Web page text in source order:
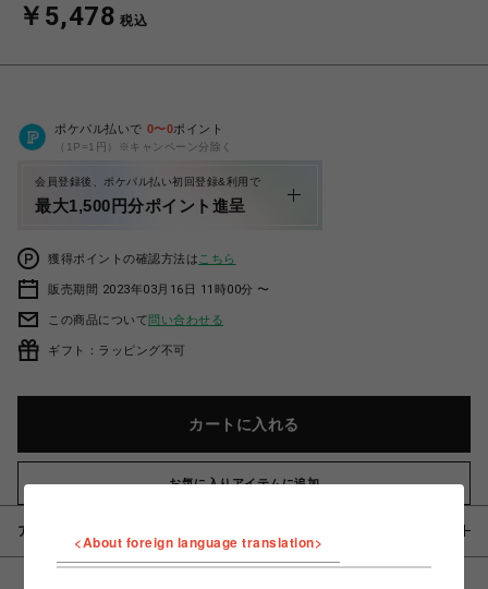
￥5,478 税込
ポケパル払いで 0〜0ポイント
（1P=1円）※キャンペーン分除く
会員登録後、ポケパル払い初回登録&利用で
最大1,500円分ポイント進呈
獲得ポイントの確認方法は こちら
販売期間 2023年03月16日 11時00分 〜
この商品について問い合わせる
ギフト：ラッピング不可
カートに入れる
お気に入りアイテムに追加
アイテム説明 / 素材
<About foreign language translation>